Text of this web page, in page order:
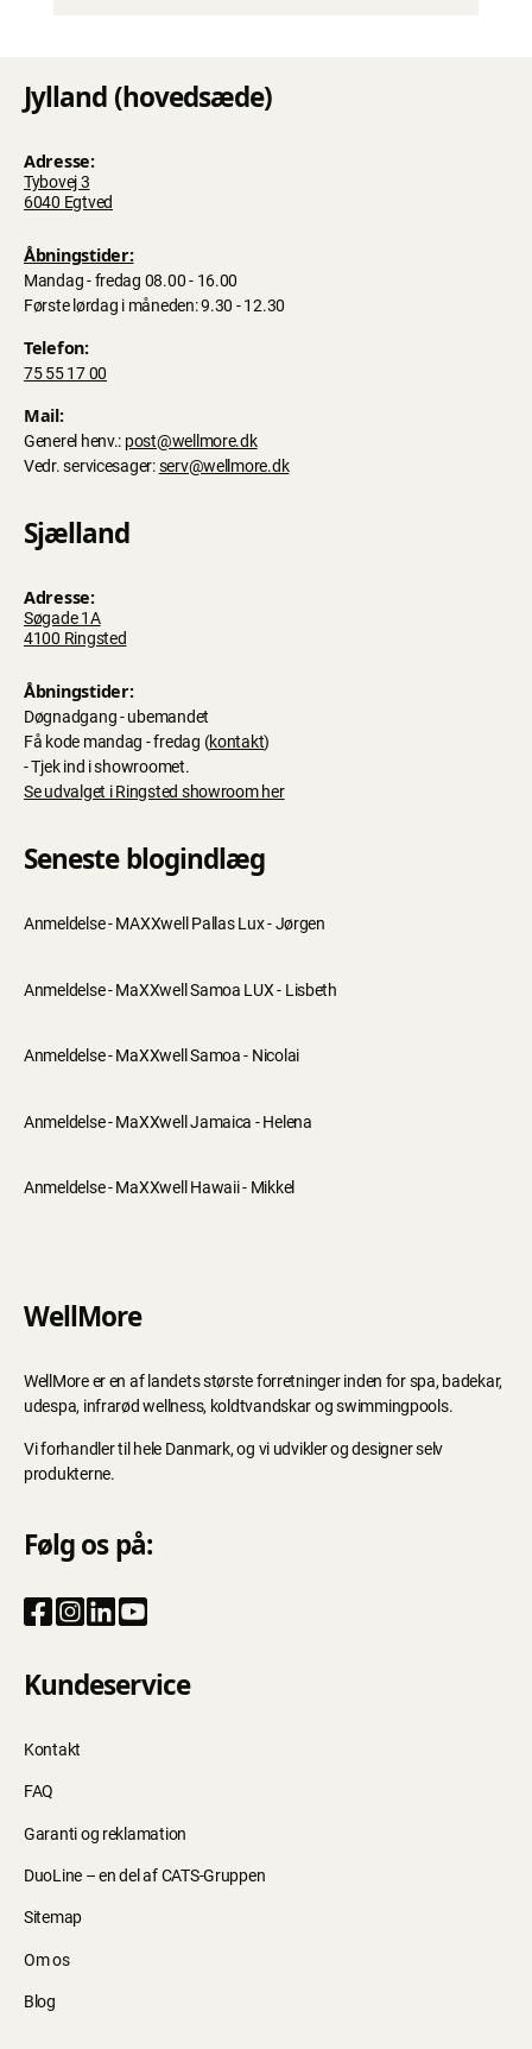
Jylland (hovedsæde)
Adresse:
Tybovej 3
6040 Egtved
Åbningstider:
Mandag - fredag 08.00 - 16.00
Første lørdag i måneden: 9.30 - 12.30
Telefon:
75 55 17 00
Mail:
Generel henv.: post@wellmore.dk
Vedr. servicesager:serv@wellmore.dk
Sjælland
Adresse:
Søgade 1A
4100 Ringsted
Åbningstider:
Døgnadgang - ubemandet
Få kode mandag - fredag (kontakt)
- Tjek ind i showroomet.
Se udvalget i Ringsted showroom her
Seneste blogindlæg
Anmeldelse - MAXXwell Pallas Lux - Jørgen
Anmeldelse - MaXXwell Samoa LUX - Lisbeth
Anmeldelse - MaXXwell Samoa - Nicolai
Anmeldelse - MaXXwell Jamaica - Helena
Anmeldelse - MaXXwell Hawaii - Mikkel
WellMore
WellMore er en af landets største forretninger inden for spa, badekar,
udespa, infrarød wellness, koldtvandskar og swimmingpools.
Vi forhandler til hele Danmark, og vi udvikler og designer selv
produkterne.
Følg os på:
Kundeservice
Kontakt
FAQ
Garanti og reklamation
DuoLine – en del af CATS-Gruppen
Sitemap
Om os
Blog